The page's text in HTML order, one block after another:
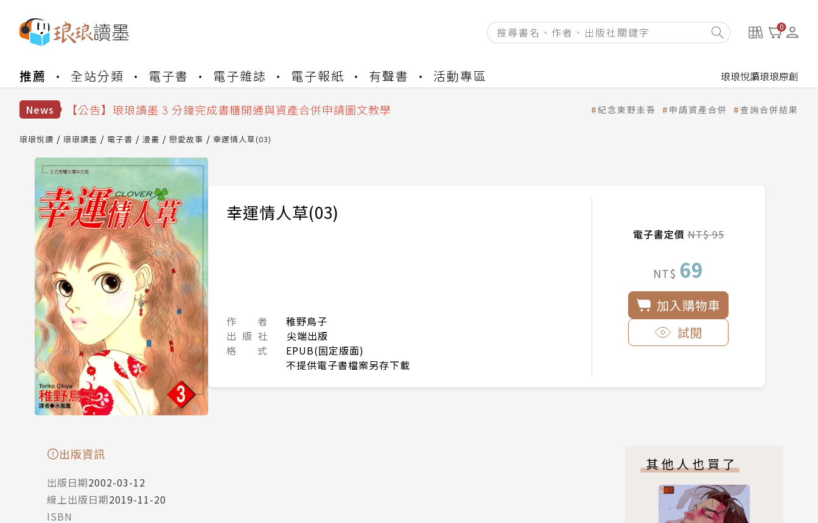
0
推薦 全站分類 電子書 電子雜誌 電子報紙 有聲書 活動專區 琅琅悅讀琅琅原創
News
【公告】琅琅讀墨數位閱讀資產合併與書櫃開通申請
【公告】琅琅讀墨 3 分鐘完成書櫃開通與資產合併申請圖文教學
【公告】琅琅讀墨數位閱讀資產合併與書櫃開通申請
紀念東野圭吾 申請資產合併 查詢合併結果
琅琅悅讀 琅琅讀墨 電子書 漫畫 戀愛故事 幸運情人草(03)
幸運情人草(03)
作 者
稚野鳥子
出 版 社
尖端出版
格 式
EPUB(固定版面)
不提供電子書檔案另存下載
電子書定價NT$ 95
NT$ 69
加入購物車
試閱
出版資訊
出版日期2002-03-12
線上出版日期2019-11-20
ISBN
其他人也買了